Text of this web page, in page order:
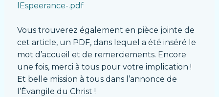
lEspeerance-.pdf
Vous trouverez également en pièce jointe de
cet article, un PDF, dans lequel a été inséré le
mot d’accueil et de remerciements. Encore
une fois, merci à tous pour votre implication !
Et belle mission à tous dans l’annonce de
l’Évangile du Christ !